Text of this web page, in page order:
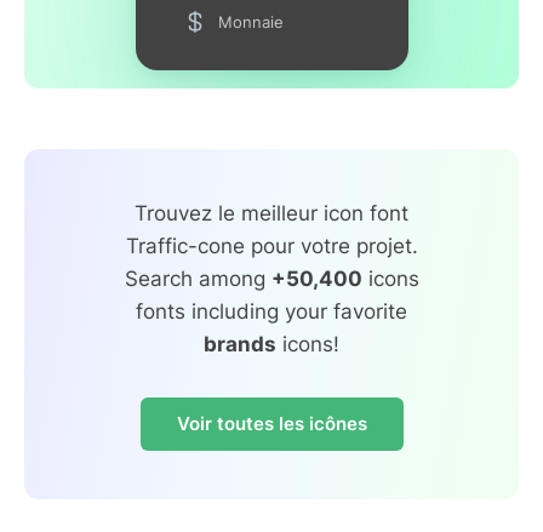
Monnaie
Trouvez le meilleur icon font
Traffic-cone pour votre projet.
Search among +50,400 icons
fonts including your favorite
brands icons!
Voir toutes les icônes